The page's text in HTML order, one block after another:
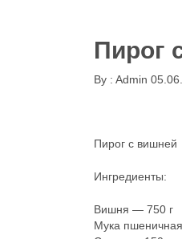
Пирог
By : Admin
Пирог с вишней
Ингредиенты:
Вишня — 750 г
Мука